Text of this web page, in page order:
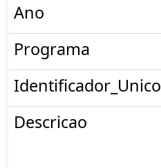
Ano
Programa
Identificador_Unico
Descricao